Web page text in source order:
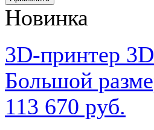
Новинка
3D-принтер
Большой
113 670 руб.